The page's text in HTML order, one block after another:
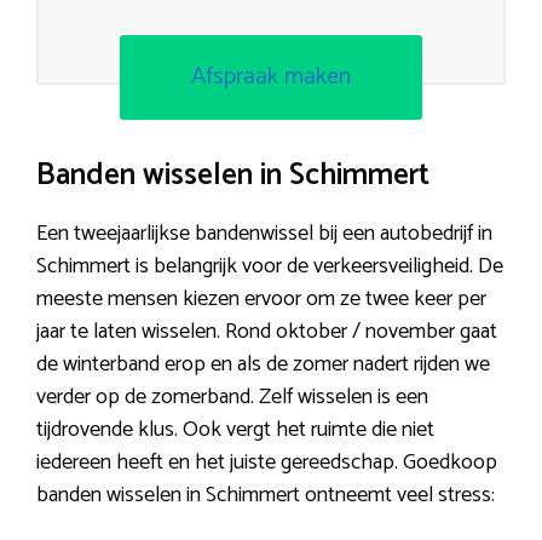
Afspraak maken
Banden wisselen in Schimmert
Een tweejaarlijkse bandenwissel bij een autobedrijf in
Schimmert is belangrijk voor de verkeersveiligheid. De
meeste mensen kiezen ervoor om ze twee keer per
jaar te laten wisselen. Rond oktober / november gaat
de winterband erop en als de zomer nadert rijden we
verder op de zomerband. Zelf wisselen is een
tijdrovende klus. Ook vergt het ruimte die niet
iedereen heeft en het juiste gereedschap. Goedkoop
banden wisselen in Schimmert ontneemt veel stress: